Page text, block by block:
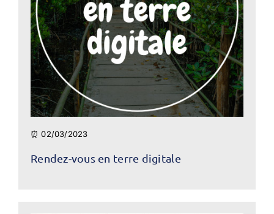
⏰ 02/03/2023
Rendez-vous en terre digitale